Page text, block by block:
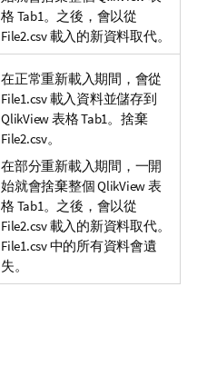
格 Tab1。之後，會以從
File2.csv載入的新資料取代。
在正常重新載入期間，會從
File1.csv載入資料並儲存到
QlikView表格Tab1。捨棄
File2.csv。
在部分重新載入期間，一開
始就會捨棄整個QlikView表
格 Tab1。之後，會以從
File2.csv載入的新資料取代。
File1.csv中的所有資料會遺
失。